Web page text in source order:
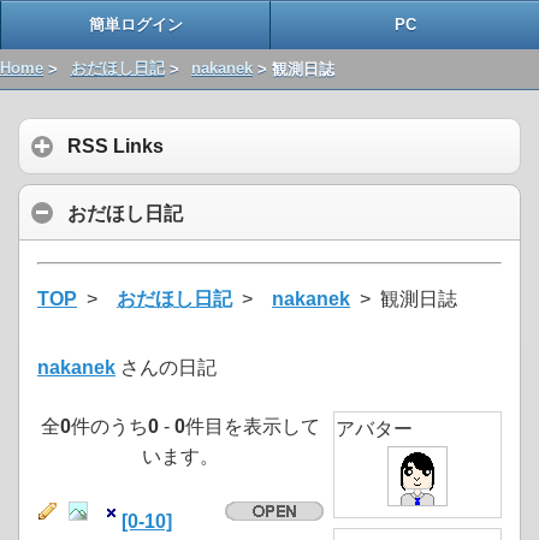
簡単ログイン PC
Home > おだほし日記> nakanek > 観測日誌
RSS Links
おだほし日記
TOP > おだほし日記> nakanek > 観測日誌
nakanek さんの日記
全0件のうち0 - 0件目を表示して
います。
[0-10]
アバター